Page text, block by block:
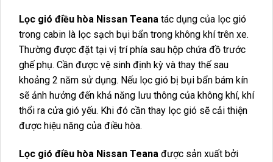
Lọc gió điều hòa Nissan Teana tác dụng của lọc gió
trong cabin là lọc sạch bụi bẩn trong không khí trên xe.
Thường được đặt tại vị trí phía sau hộp chứa đồ trước
ghế phụ. Cần được vệ sinh định kỳ và thay thế sau
khoảng 2 năm sử dụng. Nếu lọc gió bị bụi bẩn bám kín
sẽ ảnh hưởng đến khả năng lưu thông của không khí, khí
thổi ra cửa gió yếu. Khi đó cần thay lọc gió sẽ cải thiện
được hiệu năng của điều hòa.
Lọc gió điều hòa Nissan Teana được sản xuất bởi